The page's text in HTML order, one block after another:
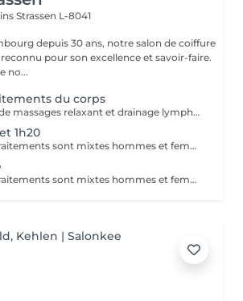
Strassen L-8041
depuis 30 ans, notre salon de coiffure
pour son excellence et savoir-faire.
no...
du corps
Divers techniques de massages relaxant et drainage lymphatique manuel
1h20
Tous nos soins et traitements sont mixtes hommes et femmes. Les traitements en cure sont valables six mois. Sur conseil de votre esthéticienne, des combinaisons de soins et de traitements sont possibles, afin d'obtenir un résultat optimal. Attention certain traitements nécessitent des explications préalables ainsi qu'une commande spécifique des coffrets et de soins personnalisés.
Tous nos soins et traitements sont mixtes hommes et femmes. Les traitements en cure sont valables six mois. Sur conseil de votre esthéticienne, des combinaisons de soins et de traitements sont possibles, afin d'obtenir un résultat optimal. Attention certain traitements nécessitent des explications préalables ainsi qu'une commande spécifique des coffrets et de soins personnalisés.